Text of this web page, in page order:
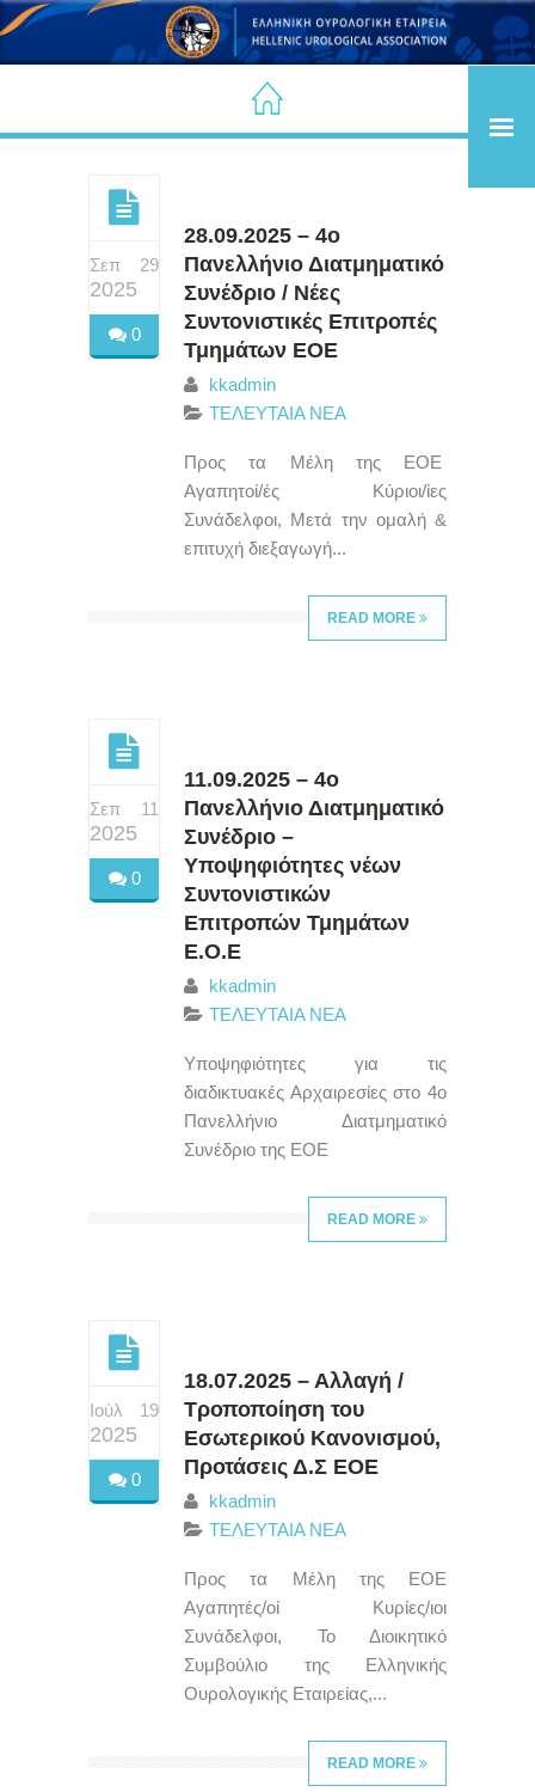
Σεπ 29
2025
0
28.09.2025 – 4ο
Πανελλήνιο Διατμηματικό
Συνέδριο / Νέες
Συντονιστικές Επιτροπές
Τμημάτων ΕΟΕ
kkadmin
ΤΕΛΕΥΤΑΙΑ ΝΕΑ
Προς τα Μέλη της ΕΟΕ
Αγαπητοί/ές Κύριοι/ίες
Συνάδελφοι, Μετά την ομαλή &
επιτυχή διεξαγωγή...
READ MORE
Σεπ 11
2025
0
11.09.2025 – 4ο
Πανελλήνιο Διατμηματικό
Συνέδριο –
Υποψηφιότητες νέων
Συντονιστικών
Επιτροπών Τμημάτων
Ε.Ο.Ε
kkadmin
ΤΕΛΕΥΤΑΙΑ ΝΕΑ
Υποψηφιότητες για τις
διαδικτυακές Αρχαιρεσίες στο 4ο
Πανελλήνιο Διατμηματικό
Συνέδριο της ΕΟΕ
READ MORE
Ιούλ 19
2025
0
18.07.2025 – Αλλαγή /
Τροποποίηση του
Εσωτερικού Κανονισμού,
Προτάσεις Δ.Σ ΕΟΕ
kkadmin
ΤΕΛΕΥΤΑΙΑ ΝΕΑ
Προς τα Μέλη της ΕΟΕ
Αγαπητές/οί Κυρίες/ιοι
Συνάδελφοι, Το Διοικητικό
Συμβούλιο της Ελληνικής
Ουρολογικής Εταιρείας,...
READ MORE